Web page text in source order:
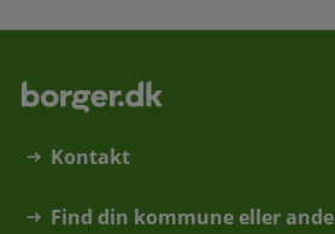
Kontakt
Find din kommune eller